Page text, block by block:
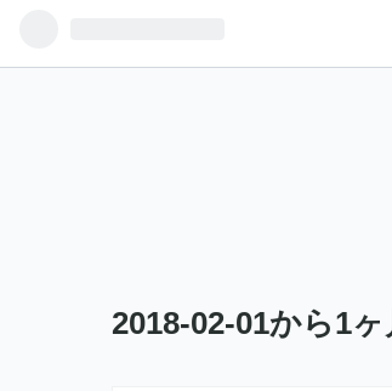
2018-02-01から1